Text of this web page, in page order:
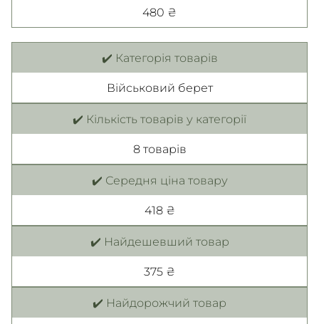
480 ₴
✔️ Категорія товарів
Військовий берет
✔️ Кількість товарів у категорії
8 товарiв
✔️ Середня ціна товару
418 ₴
✔️ Найдешевший товар
375 ₴
✔️ Найдорожчий товар